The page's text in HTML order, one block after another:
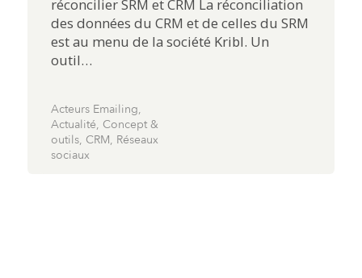
réconcilier SRM et CRM La réconciliation
des données du CRM et de celles du SRM
est au menu de la société Kribl. Un
outil…
Acteurs Emailing,
Actualité, Concept &
outils, CRM, Réseaux
sociaux